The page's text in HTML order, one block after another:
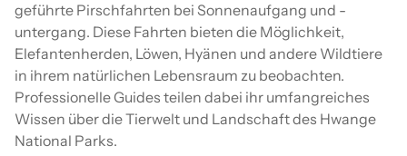
geführte Pirschfahrten bei Sonnenaufgang und -
untergang. Diese Fahrten bieten die Möglichkeit,
Elefantenherden, Löwen, Hyänen und andere Wildtiere
in ihrem natürlichen Lebensraum zu beobachten.
Professionelle Guides teilen dabei ihr umfangreiches
Wissen über die Tierwelt und Landschaft des Hwange
National Parks.